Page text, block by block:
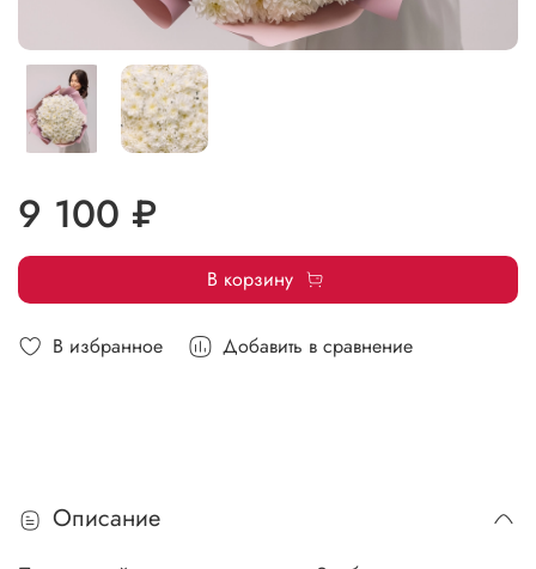
В избранное Добавить в сравнение
9 100 ₽
В корзину
Описание